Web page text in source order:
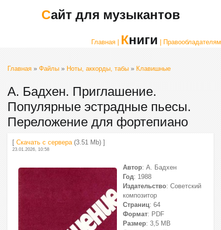
Сайт для музыкантов
Главная | Книги | Правообладателям
Главная » Файлы » Ноты, аккорды, табы » Клавишные
А. Бадхен. Приглашение.
Популярные эстрадные пьесы.
Переложение для фортепиано
[ Скачать с сервера(3.51 Mb) ]
23.01.2026, 10:58
Автор: А. Бадхен
Год: 1988
Издательство: Советский
композитор
Страниц: 64
Формат: PDF
Размер: 3,5 МВ